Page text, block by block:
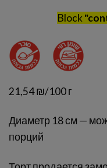
Block
21,54 ₪/100 г
Диаметр 18 см —
порций